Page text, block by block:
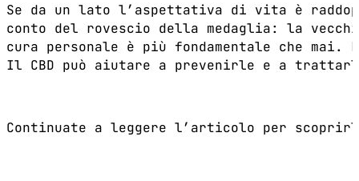
Se da un lato l’aspettativa di vita è
conto del rovescio della medaglia: la
cura personale è più fondamentale che
Il CBD può aiutare a prevenirle e a
Continuate a leggere l’articolo per